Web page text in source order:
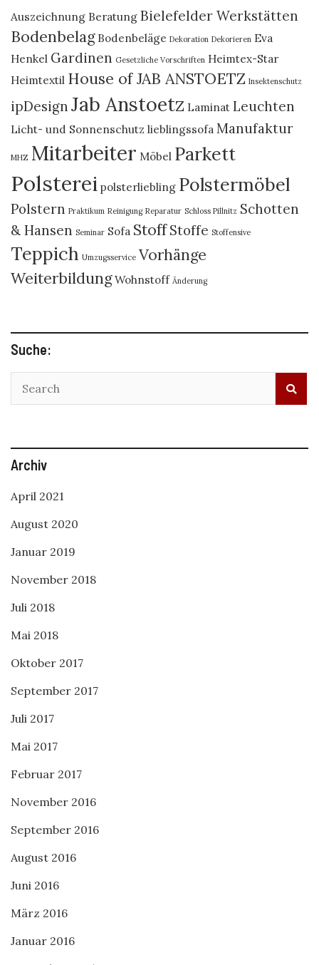
Auszeichnung Beratung Bielefelder Werkstätten
Bodenbelag Bodenbeläge Dekoration Dekorieren Eva
Henkel Gardinen Gesetzliche Vorschriften Heimtex-Star
Heimtextil House of JAB ANSTOETZ Insektenschutz
ipDesign Jab Anstoetz Laminat Leuchten
Licht- und Sonnenschutz lieblingssofa Manufaktur
MHZ Mitarbeiter Möbel Parkett
Polsterei polsterliebling Polstermöbel
Polstern Praktikum Reinigung Reparatur Schloss Pillnitz Schotten
& Hansen Seminar Sofa Stoff Stoffe Stoffensive
Teppich Umzugsservice Vorhänge
Weiterbildung Wohnstoff Änderung
Suche:
Archiv
April 2021
August 2020
Januar 2019
November 2018
Juli 2018
Mai 2018
Oktober 2017
September 2017
Juli 2017
Mai 2017
Februar 2017
November 2016
September 2016
August 2016
Juni 2016
März 2016
Januar 2016